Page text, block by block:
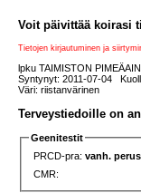
Voit päivittää koirasi
Tietojen kirjautuminen ja
lpku TAIMISTON
Syntynyt: 2011-07-04
Väri: riistanvärinen
Terveystiedoille on
Geenitestit
PRCD-pra:vanh.
CMR: